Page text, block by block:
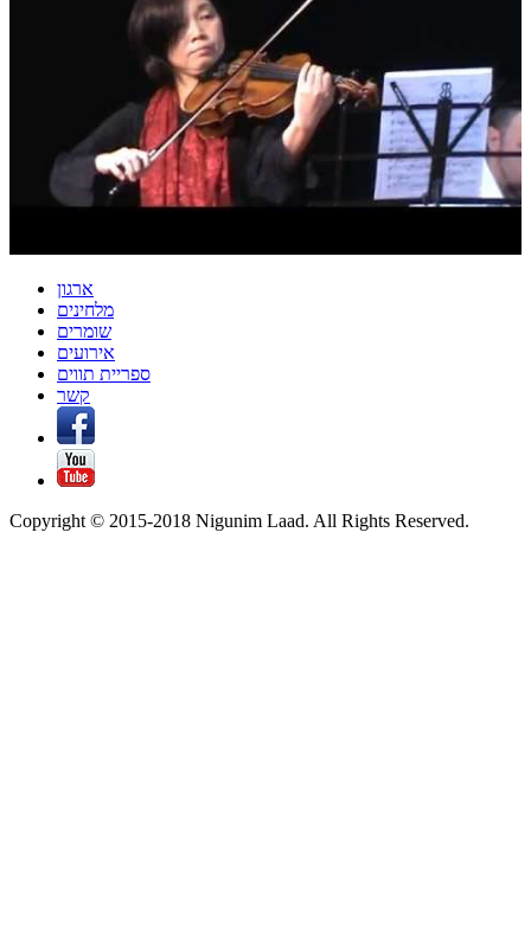
ארגון
מלחינים
שומרים
אירועים
ספריית תווים
קשר
Copyright © 2015-2018 Nigunim Laad. All Rights Reserved.